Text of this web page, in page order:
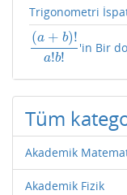
Trigonometri
(a + b)!
a!b!
(a+b)!a!b!'in Bir
Tüm
Akademik
Akademik Fizik